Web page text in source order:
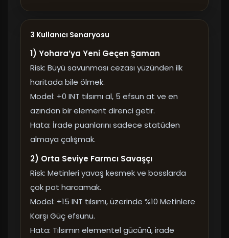
3 Kullanıcı Senaryosu
1) Yohara’ya Yeni Geçen Şaman
Risk: Büyü savunması cezası yüzünden ilk
haritada bile ölmek.
Model: +0 INT tılsımı al, 5 efsun at ve en
azından bir element direnci getir.
Hata: İrade puanlarını sadece statüden
almaya çalışmak.
2) Orta Seviye Farmcı Savaşçı
Risk: Metinleri yavaş kesmek ve bosslarda
çok pot harcamak.
Model: +15 INT tılsımı, üzerinde %10 Metinlere
Karşı Güç efsunu.
Hata: Tılsımın elementel gücünü, irade